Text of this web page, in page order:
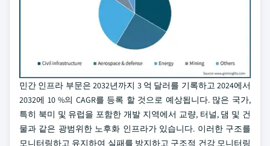
민간 인프라 부문은 2032년까지 3 억 달러를 기록하고 2024에서
2032에 10 %의 CAGR를 등록 할 것으로 예상됩니다. 많은 국가,
특히 북미 및 유럽을 포함한 개발 지역에서 교량, 터널, 댐 및 건
물과 같은 광범위한 노후화 인프라가 있습니다. 이러한 구조를
모니터링하고 유지하여 실패를 방지하고 구조적 건강 모니터링